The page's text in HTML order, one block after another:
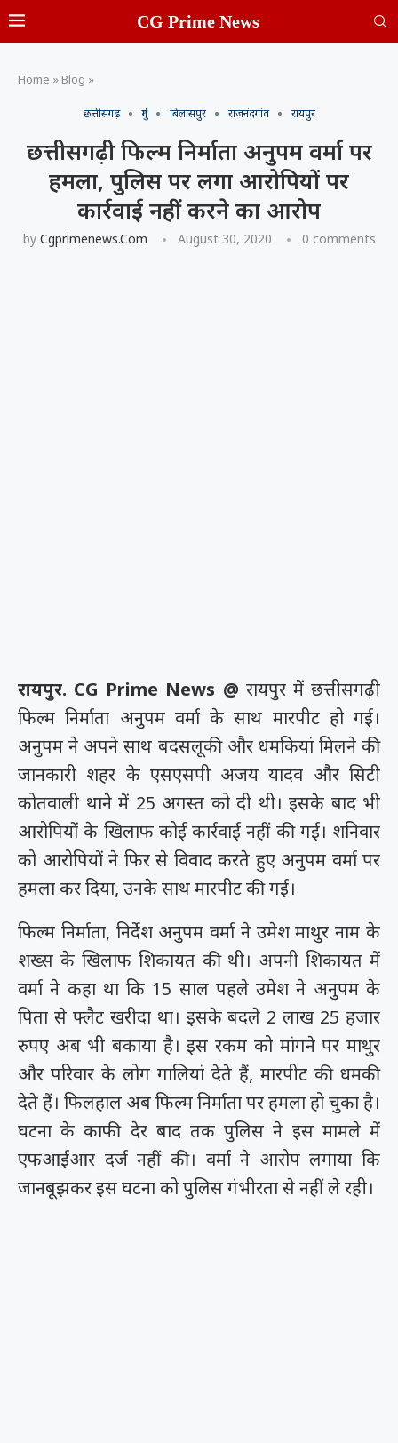
CG Prime News
Home » Blog »
छत्तीसगढ़ दुर्ग बिलासपुर राजनंदगांव रायपुर
छत्तीसगढ़ी फिल्म निर्माता अनुपम वर्मा पर
हमला, पुलिस पर लगा आरोपियों पर
कार्रवाई नहीं करने का आरोप
by Cgprimenews.com August 30, 2020 0 comments
रायपुर. CG Prime News @ रायपुर में छत्तीसगढ़ी
फिल्म निर्माता अनुपम वर्मा के साथ मारपीट हो गई।
अनुपम ने अपने साथ बदसलूकी और धमकियां मिलने की
जानकारी शहर के एसएसपी अजय यादव और सिटी
कोतवाली थाने में 25 अगस्त को दी थी। इसके बाद भी
आरोपियों के खिलाफ कोई कार्रवाई नहीं की गई। शनिवार
को आरोपियों ने फिर से विवाद करते हुए अनुपम वर्मा पर
हमला कर दिया, उनके साथ मारपीट की गई।
फिल्म निर्माता, निर्देश अनुपम वर्मा ने उमेश माथुर नाम के
शख्स के खिलाफ शिकायत की थी। अपनी शिकायत में
वर्मा ने कहा था कि 15 साल पहले उमेश ने अनुपम के
पिता से फ्लैट खरीदा था। इसके बदले 2 लाख 25 हजार
रुपए अब भी बकाया है। इस रकम को मांगने पर माथुर
और परिवार के लोग गालियां देते हैं, मारपीट की धमकी
देते हैं। फिलहाल अब फिल्म निर्माता पर हमला हो चुका है।
घटना के काफी देर बाद तक पुलिस ने इस मामले में
एफआईआर दर्ज नहीं की। वर्मा ने आरोप लगाया कि
जानबूझकर इस घटना को पुलिस गंभीरता से नहीं ले रही।